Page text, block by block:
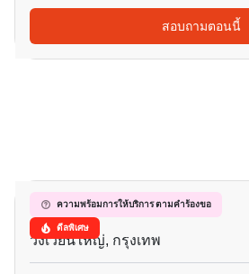
สอบถามตอนนี้
ความพร้อมการให้บริการ ตามคำร้องขอ
ดีลพิเศษ
ซิทรีน สาทร - ตากสิน
วงเวียนใหญ่, กรุงเทพ